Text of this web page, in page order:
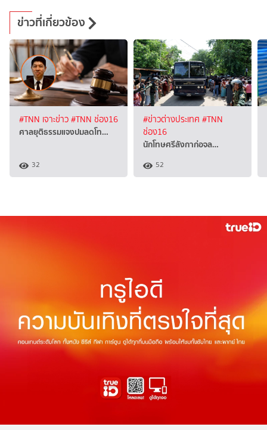
ข่าวที่เกี่ยวข้อง
#TNN เจาะข่าว#TNN ช่อง16
ศาลยุติธรรมแจงปมลดโท…
32
#ข่าวต่างประเทศ #TNN
ช่อง16
นักโทษศรีลังกาก่อจล…
52